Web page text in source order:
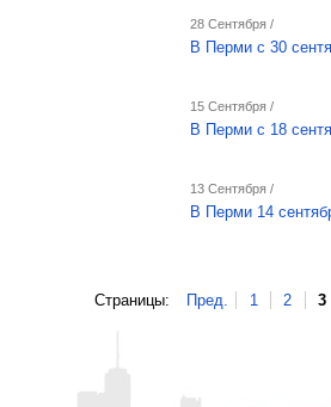
28 Сентября /
В Перми с 30
15 Сентября /
В Перми с 18
13 Сентября /
В Перми 14
Страницы: Пред. 1 2 3